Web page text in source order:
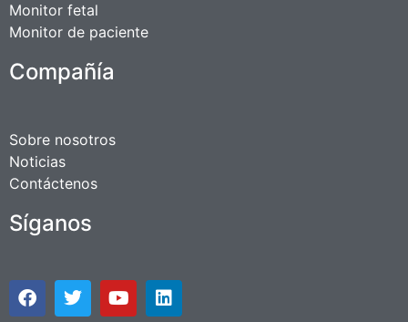
Monitor fetal
Monitor de paciente
Compañía
Sobre nosotros
Noticias
Contáctenos
Síganos